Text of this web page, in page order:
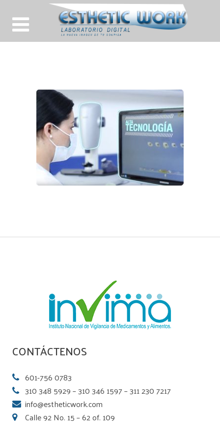
CONTÁCTENOS
601-756 0783
310 348 5929 – 310 346 1597 – 311 230 7217
info@estheticwork.com
Calle 92 No. 15 – 62 of. 109